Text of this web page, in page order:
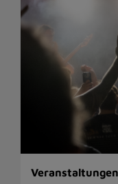
Veranstaltungen